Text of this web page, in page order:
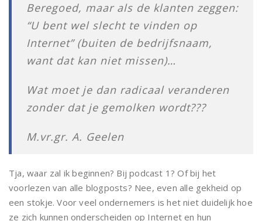
Beregoed, maar als de klanten zeggen:
“U bent wel slecht te vinden op
Internet” (buiten de bedrijfsnaam,
want dat kan niet missen)…
Wat moet je dan radicaal veranderen
zonder dat je gemolken wordt???
M.vr.gr. A. Geelen
Tja, waar zal ik beginnen? Bij podcast 1? Of bij het
voorlezen van alle blogposts? Nee, even alle gekheid op
een stokje. Voor veel ondernemers is het niet duidelijk hoe
ze zich kunnen onderscheiden op Internet en hun